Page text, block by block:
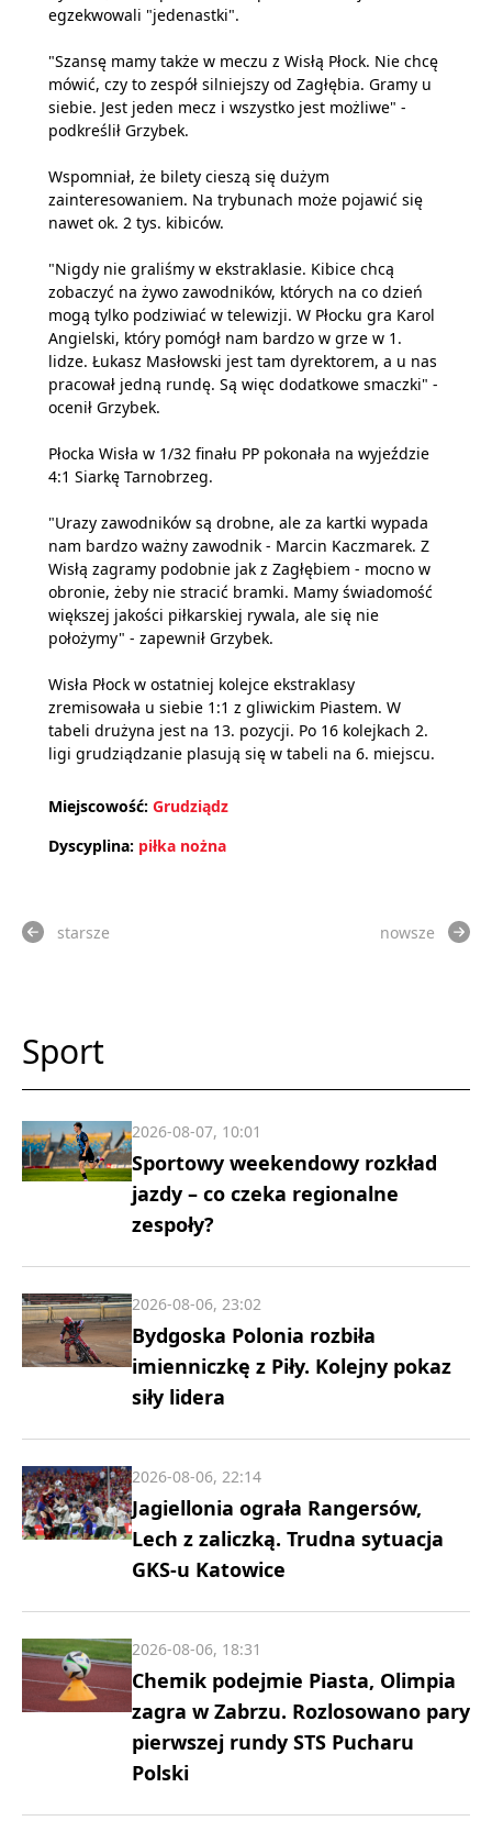
egzekwowali "jedenastki".
"Szansę mamy także w meczu z Wisłą Płock. Nie chcę
mówić, czy to zespół silniejszy od Zagłębia. Gramy u
siebie. Jest jeden mecz i wszystko jest możliwe" -
podkreślił Grzybek.
Wspomniał, że bilety cieszą się dużym
zainteresowaniem. Na trybunach może pojawić się
nawet ok. 2 tys. kibiców.
"Nigdy nie graliśmy w ekstraklasie. Kibice chcą
zobaczyć na żywo zawodników, których na co dzień
mogą tylko podziwiać w telewizji. W Płocku gra Karol
Angielski, który pomógł nam bardzo w grze w 1.
lidze. Łukasz Masłowski jest tam dyrektorem, a u nas
pracował jedną rundę. Są więc dodatkowe smaczki" -
ocenił Grzybek.
Płocka Wisła w 1/32 finału PP pokonała na wyjeździe
4:1 Siarkę Tarnobrzeg.
"Urazy zawodników są drobne, ale za kartki wypada
nam bardzo ważny zawodnik - Marcin Kaczmarek. Z
Wisłą zagramy podobnie jak z Zagłębiem - mocno w
obronie, żeby nie stracić bramki. Mamy świadomość
większej jakości piłkarskiej rywala, ale się nie
położymy" - zapewnił Grzybek.
Wisła Płock w ostatniej kolejce ekstraklasy
zremisowała u siebie 1:1 z gliwickim Piastem. W
tabeli drużyna jest na 13. pozycji. Po 16 kolejkach 2.
ligi grudziądzanie plasują się w tabeli na 6. miejscu.
Miejscowość: Grudziądz
Dyscyplina: piłka nożna
starsze nowsze
Sport
Sportowy weekendowy rozkład
jazdy – co czeka regionalne
zespoły?
2026-08-07, 10:01
Bydgoska Polonia rozbiła
imienniczkę z Piły. Kolejny pokaz
siły lidera
2026-08-06, 23:02
Jagiellonia ograła Rangersów,
Lech z zaliczką. Trudna sytuacja
GKS-u Katowice
2026-08-06, 22:14
Chemik podejmie Piasta, Olimpia
zagra w Zabrzu. Rozlosowano pary
pierwszej rundy STS Pucharu
Polski
2026-08-06, 18:31